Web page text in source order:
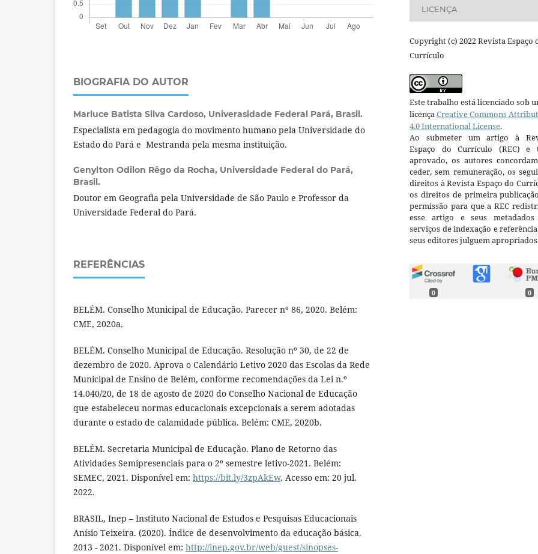
BIOGRAFIA DO AUTOR
Marluce Batista Silva Cardoso, Univerasidade Federal Pará, Brasil.
Especialista em pedagogia do movimento humano pela Universidade do
Estado do Pará e Mestranda pela mesma instituição.
Genylton Odilon Rêgo da Rocha, Universidade Federal do Pará,
Brasil.
Doutor em Geografia pela Universidade de São Paulo e Professor da
Universidade Federal do Pará.
REFERÊNCIAS
BELÉM. Conselho Municipal de Educação. Parecer nº 86, 2020. Belém:
CME, 2020a.
BELÉM. Conselho Municipal de Educação. Resolução nº 30, de 22 de
dezembro de 2020. Aprova o Calendário Letivo 2020 das Escolas da Rede
Municipal de Ensino de Belém, conforme recomendações da Lei n.º
14.040/20, de 18 de agosto de 2020 do Conselho Nacional de Educação
que estabeleceu normas educacionais excepcionais a serem adotadas
durante o estado de calamidade pública. Belém: CME, 2020b.
BELÉM. Secretaria Municipal de Educação. Plano de Retorno das
Atividades Semipresenciais para o 2º semestre letivo-2021. Belém:
SEMEC, 2021. Disponível em: https://bit.ly/3zpAkEw. Acesso em: 20 jul.
2022.
BRASIL, Inep – Instituto Nacional de Estudos e Pesquisas Educacionais
Anísio Teixeira. (2020). Índice de desenvolvimento da educação básica.
2013 - 2021. Disponível em: http://inep.gov.br/web/guest/sinopses-
LICENÇA
Copyright (c) 2022 Revista Espaço
Currículo
Este trabalho está licenciado sob
licençaCreative Commons
4.0 International License.
Ao submeter um artigo à
Espaço do Currículo (REC) e
aprovado, os autores
ceder, sem remuneração, os
direitos à Revista Espaço do
os direitos de primeira
permissão para que a REC
esse artigo e seus metadados
serviços de indexação e
seus editores julguem
0 0